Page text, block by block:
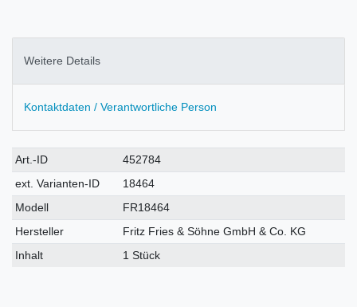
Weitere Details
Kontaktdaten / Verantwortliche Person
Technisches
Merkmal
Wert
Art.-ID
452784
ext. Varianten-ID
18464
Modell
FR18464
Hersteller
Fritz Fries & Söhne GmbH & Co. KG
Inhalt
1 Stück